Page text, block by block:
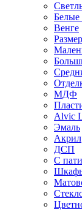
Венге
Размер
МДФ
Alvic
Эмаль
Акрил
ДСП
С